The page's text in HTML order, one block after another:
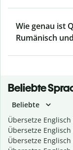
Wie genau ist
Rumänisch
Beliebte
Beliebte
Übersetze
Übersetze
Übersetze